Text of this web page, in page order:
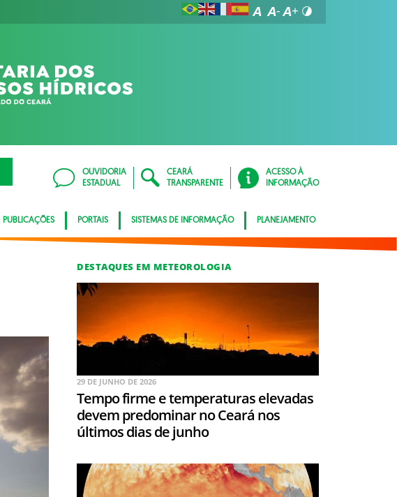
OUVIDORIA
ESTADUAL
CEARÁ
TRANSPARENTE
ACESSO À
INFORMAÇÃO
PUBLICAÇÕES PORTAIS SISTEMAS DE INFORMAÇÃO PLANEJAMENTO
DESTAQUES EM METEOROLOGIA
29 DE JUNHO DE 2026
Tempo firme e temperaturas elevadas
devem predominar no Ceará nos
últimos dias de junho